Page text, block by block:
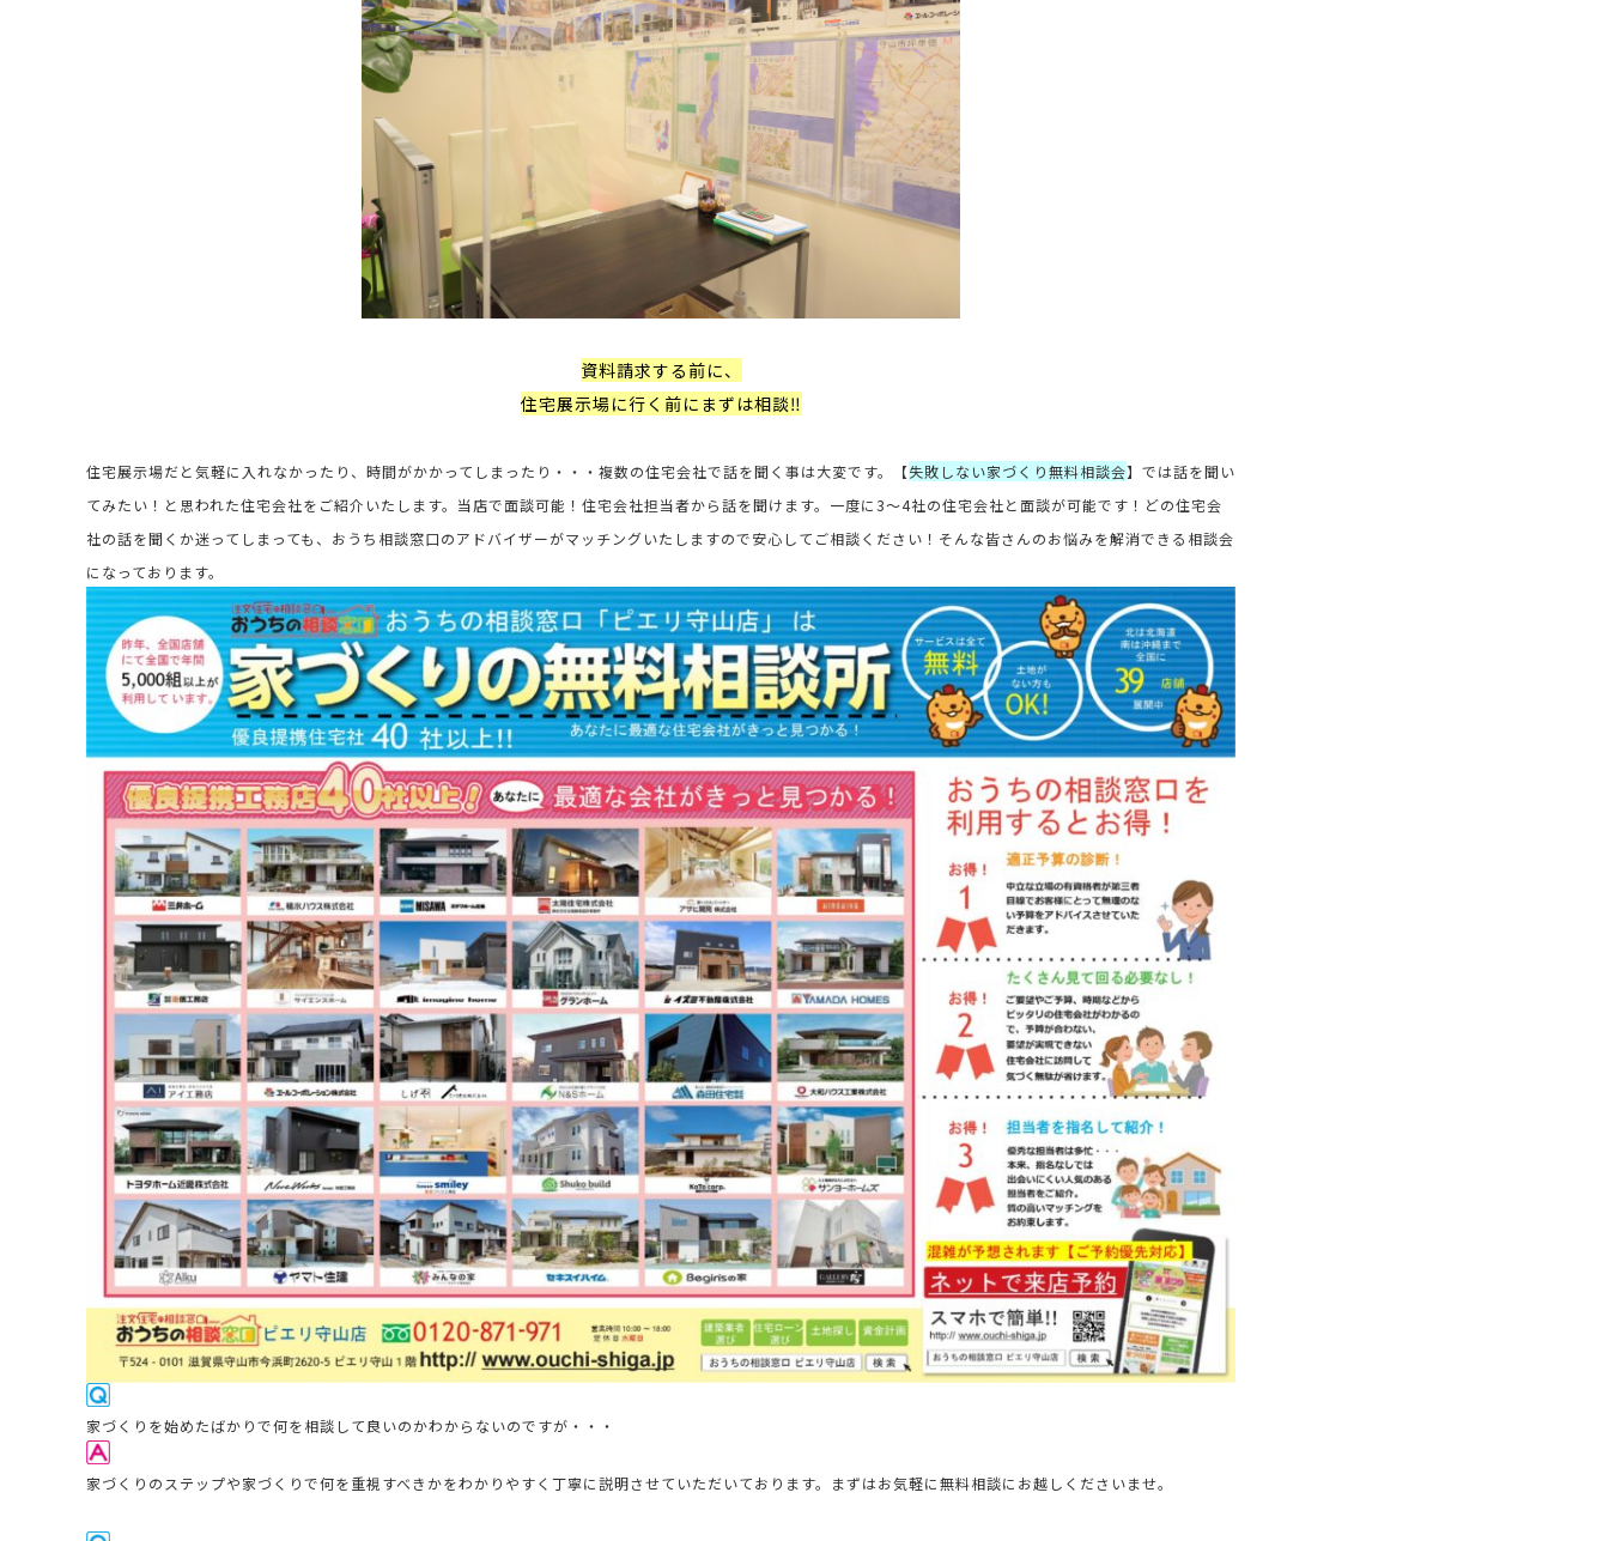
資料請求する前に、
住宅展示場に行く前にまずは相談‼
住宅展示場だと気軽に入れなかったり、時間がかかってしまったり・・・複数の住宅会社で話を聞く事は大変です。【失敗しない家づくり無料相談会】では話を聞い
てみたい！と思われた住宅会社をご紹介いたします。当店で面談可能！住宅会社担当者から話を聞けます。一度に3～4社の住宅会社と面談が可能です！どの住宅会
社の話を聞くか迷ってしまっても、おうち相談窓口のアドバイザーがマッチングいたしますので安心してご相談ください！そんな皆さんのお悩みを解消できる相談会
になっております。
家づくりを始めたばかりで何を相談して良いのかわからないのですが・・・
家づくりのステップや家づくりで何を重視すべきかをわかりやすく丁寧に説明させていただいております。まずはお気軽に無料相談にお越しくださいませ。